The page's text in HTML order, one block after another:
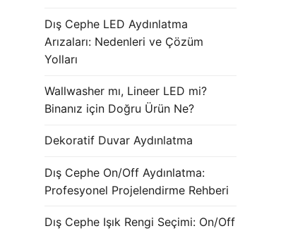
Dış Cephe LED Aydınlatma
Arızaları: Nedenleri ve Çözüm
Yolları
Wallwasher mı, Lineer LED mi?
Binanız için Doğru Ürün Ne?
Dekoratif Duvar Aydınlatma
Dış Cephe On/Off Aydınlatma:
Profesyonel Projelendirme Rehberi
Dış Cephe Işık Rengi Seçimi: On/Off